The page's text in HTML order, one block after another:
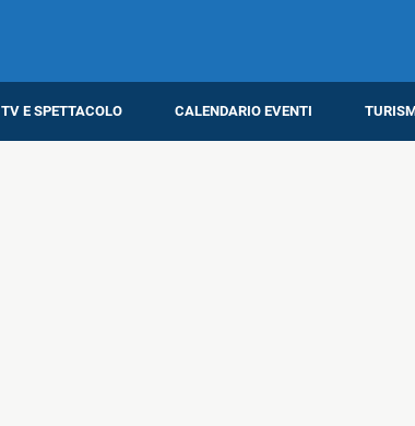
TV E SPETTACOLO CALENDARIO EVENTI